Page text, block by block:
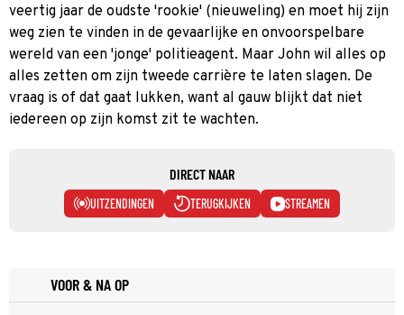
veertig jaar de oudste 'rookie' (nieuweling) en moet hij zijn
weg zien te vinden in de gevaarlijke en onvoorspelbare
wereld van een 'jonge' politieagent. Maar John wil alles op
alles zetten om zijn tweede carrière te laten slagen. De
vraag is of dat gaat lukken, want al gauw blijkt dat niet
iedereen op zijn komst zit te wachten.
DIRECT NAAR
UITZENDINGEN TERUGKIJKEN STREAMEN
VOOR & NA OP